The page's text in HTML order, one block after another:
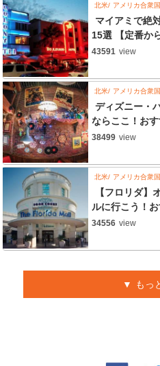
北米 アメリカ合衆国
マイアミで絶
15選 【定番か
43591 view
北米 アメリカ合衆国
ディズニー・
ならここ！お
38499 view
北米 アメリカ合衆国
【フロリダ】
ルに行こう！
34556 view
もっ